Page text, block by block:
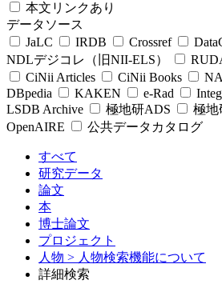
本文リンクあり
データソース
JaLC
IRDB Crossref
NDLデジコレ（旧NII-ELS）
CiNii Articles
CiNii Books
DBpedia
KAKEN e-Rad
LSDB Archive
極地研ADS
極地
OpenAIRE
公共データカタログ
すべて
研究データ
論文
本
博士論文
プロジェクト
人物 > 人物検索機能について
詳細検索